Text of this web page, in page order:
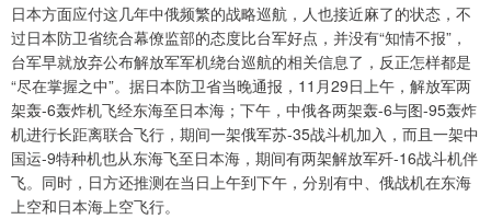
日本方面应付这几年中俄频繁的战略巡航，人也接近麻了的状态，不
过日本防卫省统合幕僚监部的态度比台军好点，并没有“知情不报”，
台军早就放弃公布解放军军机绕台巡航的相关信息了，反正怎样都是
“尽在掌握之中”。据日本防卫省当晚通报，11月29日上午，解放军两
架轰-6轰炸机飞经东海至日本海；下午，中俄各两架轰-6与图-95轰炸
机进行长距离联合飞行，期间一架俄军苏-35战斗机加入，而且一架中
国运-9特种机也从东海飞至日本海，期间有两架解放军歼-16战斗机伴
飞。同时，日方还推测在当日上午到下午，分别有中、俄战机在东海
上空和日本海上空飞行。